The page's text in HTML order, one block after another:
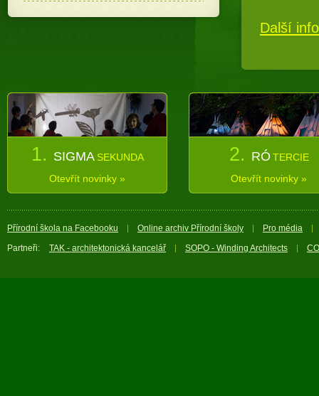
Další
1. SIGMA SEKUNDA
Otevřít novinky »
2. RÓ TERCIE
Otevřít novinky »
Přírodní škola na Facebooku Online archiv Přírodní školy
Pro média
Partneři:
TAK - architektonická kancelář SOPO - Winding Architects